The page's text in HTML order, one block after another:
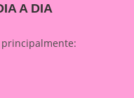
A DIA
principalmente: